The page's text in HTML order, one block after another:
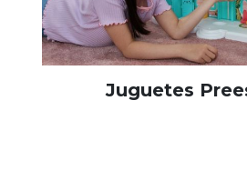
Juguetes